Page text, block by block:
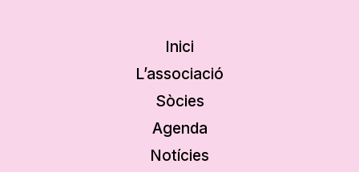
Inici
L’associació
Sòcies
Agenda
Notícies